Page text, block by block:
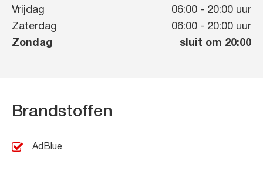
Vrijdag
06:00 - 20:00 uur
Zaterdag
06:00 - 20:00 uur
Zondag
sluit om 20:00
Brandstoffen
AdBlue